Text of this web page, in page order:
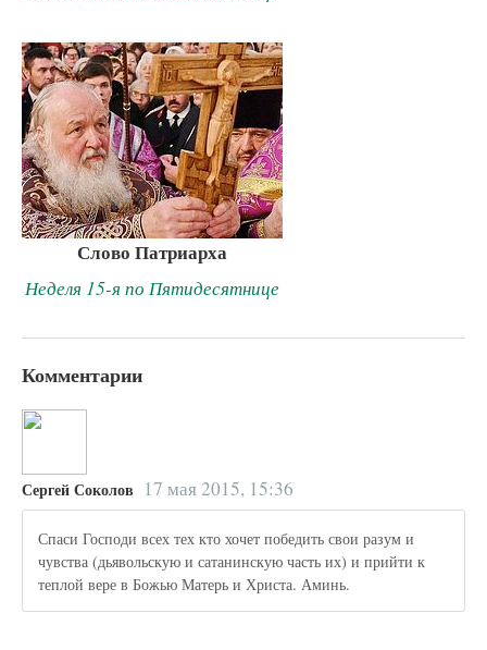
Слово Патриарха
Неделя 15-я по Пятидесятнице
Комментарии
Сергей Соколов 17 мая 2015, 15:36
Спаси Господи всех тех кто хочет победить свои разум и
чувства (дьявольскую и сатанинскую часть их) и прийти к
теплой вере в Божью Матерь и Христа. Аминь.